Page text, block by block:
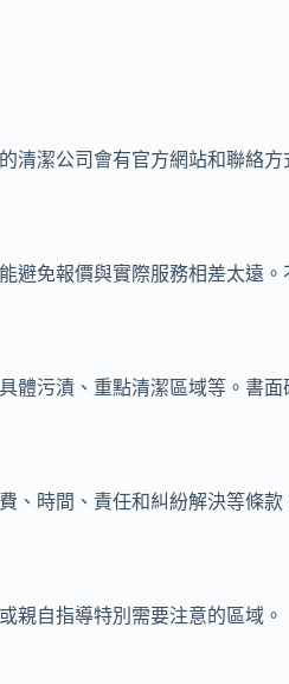
潔公司會有官方網站和聯絡
免報價與實際服務相差太遠
體污漬、重點清潔區域等。書面
、時間、責任和糾紛解決等條款
親自指導特別需要注意的區域。